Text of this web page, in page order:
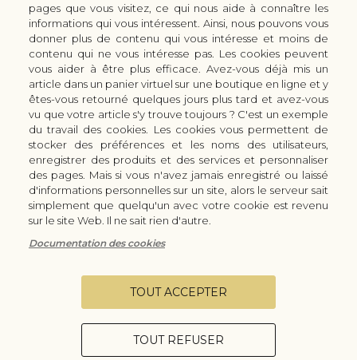
LES ACCESSOIRES DE CUISINE KAI
CUTTERS & CISEAUX KAI
LES SERVICES/PRESTATIONS
Bon à savoir
Manuel d'aiguisage & entretien
Histoire du couteau japonais
Forme de lame
FAQ
Nous connaitre
Qui sommes-nous ?
Moyens de paiement
Modes de livraison
Demande de devis
Contact
Infos légales
Conditions Générales de Vente
Vie privée
pages que vous visitez, ce qui nous aide à connaître les
informations qui vous intéressent. Ainsi, nous pouvons vous
donner plus de contenu qui vous intéresse et moins de
contenu qui ne vous intéresse pas. Les cookies peuvent
vous aider à être plus efficace. Avez-vous déjà mis un
article dans un panier virtuel sur une boutique en ligne et y
êtes-vous retourné quelques jours plus tard et avez-vous
vu que votre article s'y trouve toujours ? C'est un exemple
du travail des cookies. Les cookies vous permettent de
stocker des préférences et les noms des utilisateurs,
enregistrer des produits et des services et personnaliser
des pages. Mais si vous n'avez jamais enregistré ou laissé
d'informations personnelles sur un site, alors le serveur sait
simplement que quelqu'un avec votre cookie est revenu
sur le site Web. Il ne sait rien d'autre.
Documentation des cookies
TOUT REFUSER
TOUT ACCEPTER